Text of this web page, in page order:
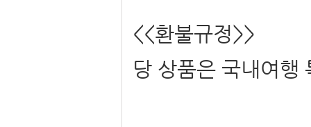
<<환불규정>>
당 상품은 국내여행